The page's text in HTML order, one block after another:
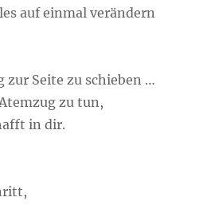
auf einmal verändern
zur Seite zu schieben …
zu tun,
in dir.